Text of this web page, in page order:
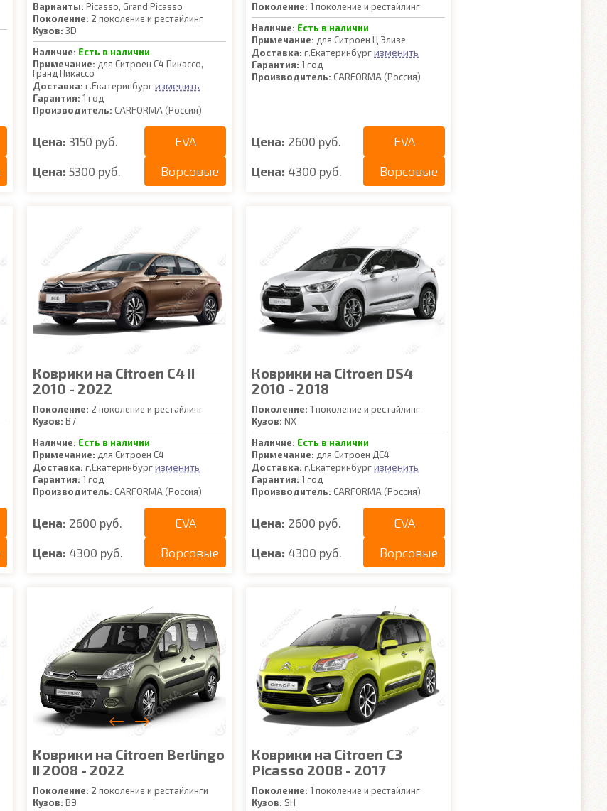
Варианты: Picasso, Grand Picasso
Поколение: 2 поколение и рестайлинг
Кузов: 3D
Наличие: Есть в наличии
Примечание: для Ситроен С4 Пикассо,
Гранд Пикассо
Доставка: г.Екатеринбургизменить
Гарантия: 1 год
Производитель: CARFORMA (Россия)
Цена: 3150 руб. EVA
Цена: 5300 руб. Ворсовые
Поколение: 1 поколение и рестайлинг
Наличие: Есть в наличии
Примечание: для Ситроен Ц Элизе
Доставка: г.Екатеринбургизменить
Гарантия: 1 год
Производитель: CARFORMA (Россия)
Цена: 2600 руб. EVA
Цена: 4300 руб. Ворсовые
Коврики на Citroen C4 II
2010 - 2022
Поколение: 2 поколение и рестайлинг
Кузов: B7
Наличие: Есть в наличии
Примечание: для Ситроен С4
Доставка: г.Екатеринбургизменить
Гарантия: 1 год
Производитель: CARFORMA (Россия)
Цена: 2600 руб. EVA
Цена: 4300 руб. Ворсовые
Коврики на Citroen DS4
2010 - 2018
Поколение: 1 поколение и рестайлинг
Кузов: NX
Наличие: Есть в наличии
Примечание: для Ситроен ДС4
Доставка: г.Екатеринбургизменить
Гарантия: 1 год
Производитель: CARFORMA (Россия)
Цена: 2600 руб. EVA
Цена: 4300 руб. Ворсовые
Коврики на Citroen Berlingo
II 2008 - 2022
Поколение: 2 поколение и рестайлинги
Кузов: B9
Коврики на Citroen C3
Picasso 2008 - 2017
Поколение: 1 поколение и рестайлинг
Кузов: SH